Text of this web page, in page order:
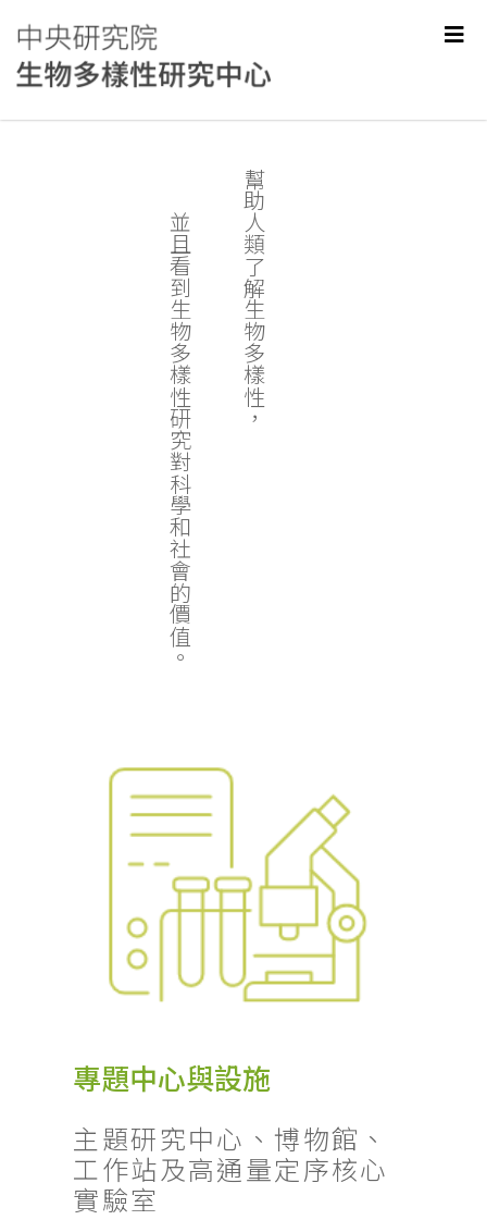
幫助人類了解生物多樣性，
並且看到生物多樣性研究對科學和社會的價值。
專題中心與設施
主題研究中心、博物館、
工作站及高通量定序核心
實驗室